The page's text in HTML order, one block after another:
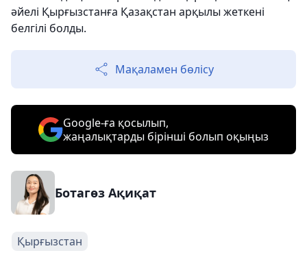
әйелі Қырғызстанға Қазақстан арқылы жеткені
белгілі болды.
Мақаламен бөлісу
Google-ға қосылып,
жаңалықтарды бірінші болып оқыңыз
Ботагөз Ақиқат
Қырғызстан